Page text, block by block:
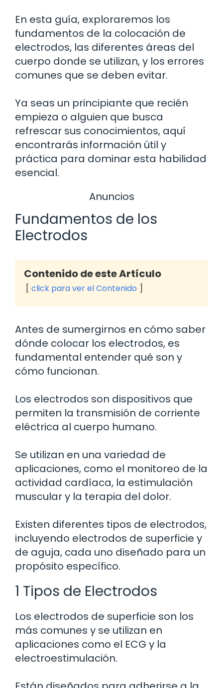
En esta guía, exploraremos los
fundamentos de la colocación de
electrodos, las diferentes áreas del
cuerpo donde se utilizan, y los errores
comunes que se deben evitar.
Ya seas un principiante que recién
empieza o alguien que busca
refrescar sus conocimientos, aquí
encontrarás información útil y
práctica para dominar esta habilidad
esencial.
Anuncios
Fundamentos de los
Electrodos
Contenido de este Artículo
click para ver el Contenido
Antes de sumergirnos en cómo saber
dónde colocar los electrodos, es
fundamental entender qué son y
cómo funcionan.
Los electrodos son dispositivos que
permiten la transmisión de corriente
eléctrica al cuerpo humano.
Se utilizan en una variedad de
aplicaciones, como el monitoreo de la
actividad cardíaca, la estimulación
muscular y la terapia del dolor.
Existen diferentes tipos de electrodos,
incluyendo electrodos de superficie y
de aguja, cada uno diseñado para un
propósito específico.
1 Tipos de Electrodos
Los electrodos de superficie son los
más comunes y se utilizan en
aplicaciones como el ECG y la
electroestimulación.